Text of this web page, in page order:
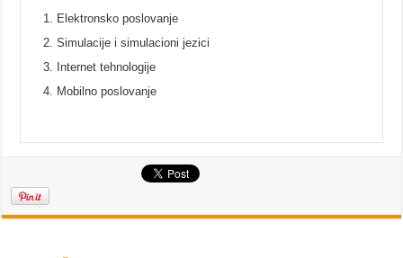
Elektronsko poslovanje
Simulacije i simulacioni jezici
Internet tehnologije
Mobilno poslovanje